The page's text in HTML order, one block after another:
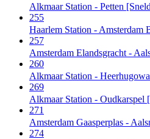
Alkmaar Station - Petten
255
Haarlem Station - Amsterdam
257
Amsterdam Elandsgracht -
260
Alkmaar Station -
269
Alkmaar Station - Oudkarspel
271
Amsterdam Gaasperplas -
274